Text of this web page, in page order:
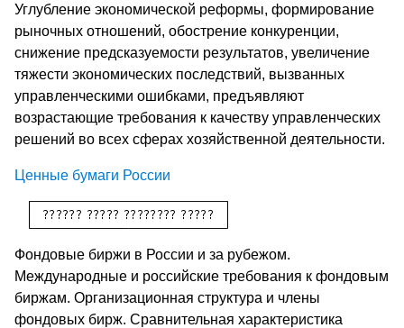
Углубление экономической реформы, формирование
рыночных отношений, обострение конкуренции,
снижение предсказуемости результатов, увеличение
тяжести экономических последствий, вызванных
управленческими ошибками, предъявляют
возрастающие требования к качеству управленческих
решений во всех сферах хозяйственной деятельности.
Ценные бумаги России
Фондовые биржи в России и за рубежом.
Международные и российские требования к фондовым
биржам. Организационная структура и члены
фондовых бирж. Сравнительная характеристика